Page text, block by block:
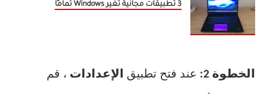
3 تطبيقات مجانية تغير Windows تمامًا
الخطوة 2: عند فتح تطبيق الإعدادات ، قم